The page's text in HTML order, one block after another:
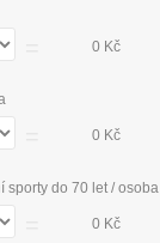
0 Kč
0 Kč
sporty do 70 let / osoba
0 Kč